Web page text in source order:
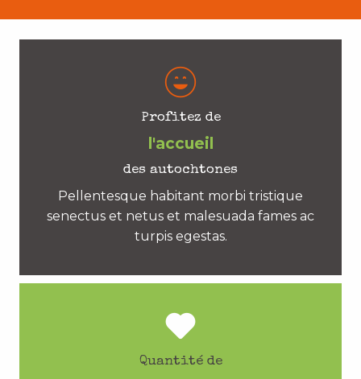
Profitez de
l'accueil
des autochtones
Pellentesque habitant morbi tristique
senectus et netus et malesuada fames ac
turpis egestas.
Quantité de